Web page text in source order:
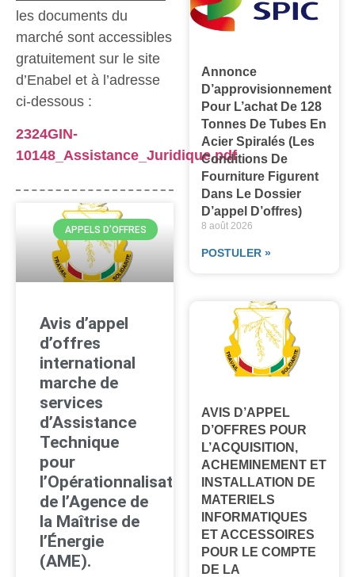
les documents du
marché sont accessibles
gratuitement sur le site
d’Enabel et à l’adresse
ci-dessous :
2324GIN-
10148_Assistance_Juridique.pdf
APPELS D'OFFRES
Avis d’appel
d’offres
international
marche de
services
d’Assistance
Technique
pour
l’Opérationnalisation
de l’Agence de
la Maîtrise de
l’Énergie
(AME).
Annonce
D’approvisionnement
Pour L’achat De 128
Tonnes De Tubes En
Acier Spiralés (les
Conditions De
Fourniture Figurent
Dans Le Dossier
D’appel D’offres)
8 août 2026
POSTULER »
AVIS D’APPEL
D’OFFRES POUR
L’ACQUISITION,
ACHEMINEMENT ET
INSTALLATION DE
MATERIELS
INFORMATIQUES
ET ACCESSOIRES
POUR LE COMPTE
DE LA